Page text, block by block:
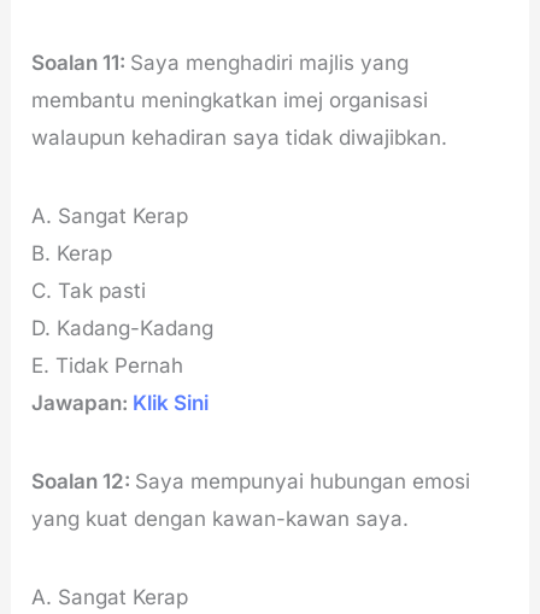
Soalan 11: Saya menghadiri majlis yang
membantu meningkatkan imej organisasi
walaupun kehadiran saya tidak diwajibkan.
A. Sangat Kerap
B. Kerap
C. Tak pasti
D. Kadang-Kadang
E. Tidak Pernah
Jawapan: Klik Sini
Soalan 12: Saya mempunyai hubungan emosi
yang kuat dengan kawan-kawan saya.
A. Sangat Kerap